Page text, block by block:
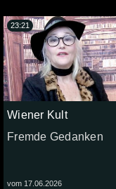
Wiener Kult
Fremde Gedanken
vom 17.06.2026
23:21